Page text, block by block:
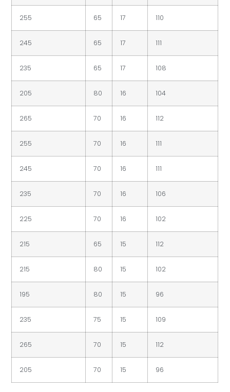
255 65 17 110
245 65 17 111
235 65 17 108
205 80 16 104
265 70 16 112
255 70 16 111
245 70 16 111
235 70 16 106
225 70 16 102
215 65 15 112
215 80 15 102
195 80 15 96
235 75 15 109
265 70 15 112
205 70 15 96